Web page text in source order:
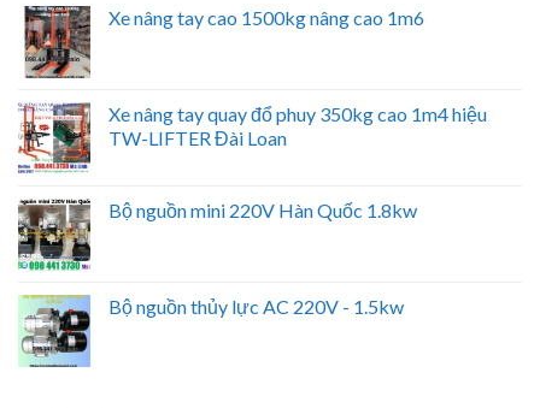
Xe nâng tay cao 1500kg nâng cao 1m6
Xe nâng tay quay đổ phuy 350kg cao 1m4 hiệu
TW-LIFTER Đài Loan
Bộ nguồn mini 220V Hàn Quốc 1.8kw
Bộ nguồn thủy lực AC 220V - 1.5kw